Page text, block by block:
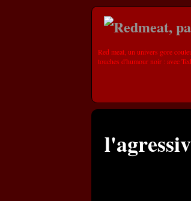
Red meat, un univers gore
touches d'humour noir : avec